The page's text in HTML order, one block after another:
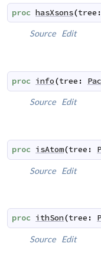
proc hasXsons(tree :
Source Edit
proc info(tree :
Source Edit
proc isAtom(tree :
Source Edit
proc ithSon(tree :
Source Edit